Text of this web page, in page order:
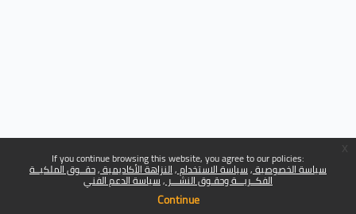
If you continue browsing this website, you agree to our policies:
سياسة الخصوصية سياسة الاستخدام النزاهة الأكاديمية حقــوق الملكيــة
الفكــريـــة وحقـوق النشـــر سياسة الدعم الفني
Continue